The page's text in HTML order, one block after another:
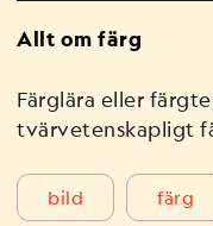
Allt om färg
Färglära eller
tvärvetenskapligt
bild färg